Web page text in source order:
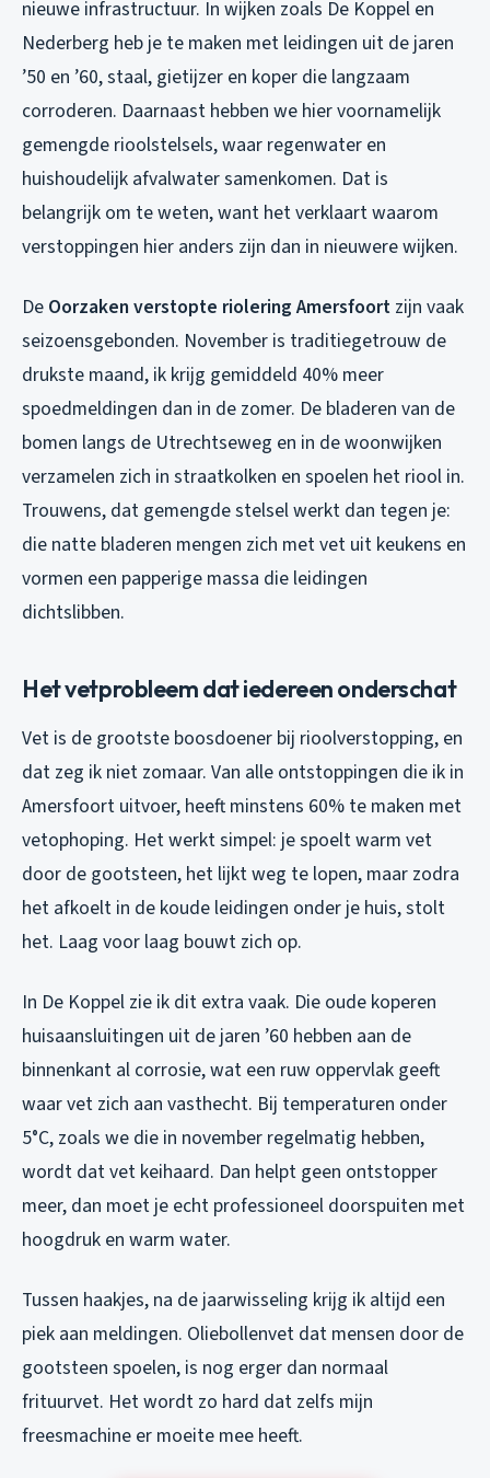
nieuwe infrastructuur. In wijken zoals De Koppel en
Nederberg heb je te maken met leidingen uit de jaren
’50 en ’60, staal, gietijzer en koper die langzaam
corroderen. Daarnaast hebben we hier voornamelijk
gemengde rioolstelsels, waar regenwater en
huishoudelijk afvalwater samenkomen. Dat is
belangrijk om te weten, want het verklaart waarom
verstoppingen hier anders zijn dan in nieuwere wijken.
De Oorzaken verstopte riolering Amersfoort zijn vaak
seizoensgebonden. November is traditiegetrouw de
drukste maand, ik krijg gemiddeld 40% meer
spoedmeldingen dan in de zomer. De bladeren van de
bomen langs de Utrechtseweg en in de woonwijken
verzamelen zich in straatkolken en spoelen het riool in.
Trouwens, dat gemengde stelsel werkt dan tegen je:
die natte bladeren mengen zich met vet uit keukens en
vormen een papperige massa die leidingen
dichtslibben.
Het vetprobleem dat iedereen onderschat
Vet is de grootste boosdoener bij rioolverstopping, en
dat zeg ik niet zomaar. Van alle ontstoppingen die ik in
Amersfoort uitvoer, heeft minstens 60% te maken met
vetophoping. Het werkt simpel: je spoelt warm vet
door de gootsteen, het lijkt weg te lopen, maar zodra
het afkoelt in de koude leidingen onder je huis, stolt
het. Laag voor laag bouwt zich op.
In De Koppel zie ik dit extra vaak. Die oude koperen
huisaansluitingen uit de jaren ’60 hebben aan de
binnenkant al corrosie, wat een ruw oppervlak geeft
waar vet zich aan vasthecht. Bij temperaturen onder
5°C, zoals we die in november regelmatig hebben,
wordt dat vet keihaard. Dan helpt geen ontstopper
meer, dan moet je echt professioneel doorspuiten met
hoogdruk en warm water.
Tussen haakjes, na de jaarwisseling krijg ik altijd een
piek aan meldingen. Oliebollenvet dat mensen door de
gootsteen spoelen, is nog erger dan normaal
frituurvet. Het wordt zo hard dat zelfs mijn
freesmachine er moeite mee heeft.